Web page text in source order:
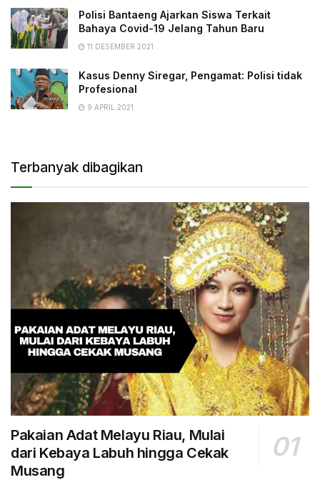
Polisi Bantaeng Ajarkan Siswa Terkait
Bahaya Covid-19 Jelang Tahun Baru
11 DESEMBER 2021
Kasus Denny Siregar, Pengamat: Polisi tidak
Profesional
9 APRIL 2021
Terbanyak dibagikan
Pakaian Adat Melayu Riau, Mulai
dari Kebaya Labuh hingga Cekak
Musang